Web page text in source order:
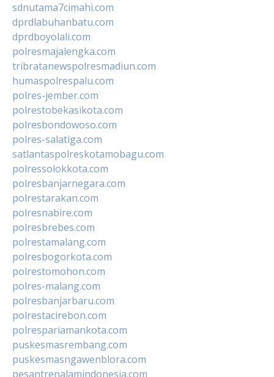
sdnutama7cimahi.com
dprdlabuhanbatu.com
dprdboyolali.com
polresmajalengka.com
tribratanewspolresmadiun.com
humaspolrespalu.com
polres-jember.com
polrestobekasikota.com
polresbondowoso.com
polres-salatiga.com
satlantaspolreskotamobagu.com
polressolokkota.com
polresbanjarnegara.com
polrestarakan.com
polresnabire.com
polresbrebes.com
polrestamalang.com
polresbogorkota.com
polrestomohon.com
polres-malang.com
polresbanjarbaru.com
polrestacirebon.com
polrespariamankota.com
puskesmasrembang.com
puskesmasngawenblora.com
pesantrenalamindonesia.com